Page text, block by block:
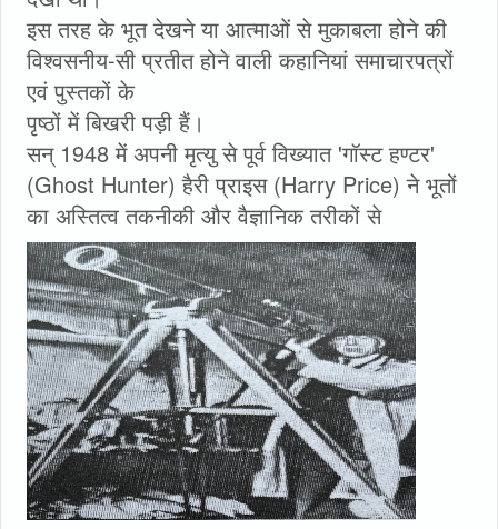
इस तरह के भूत देखने या आत्माओं से मुकाबला होने की
विश्वसनीय-सी प्रतीत होने वाली कहानियां समाचारपत्रों
एवं पुस्तकों के
पृष्ठों में बिखरी पड़ी हैं।
सन् 1948 में अपनी मृत्यु से पूर्व विख्यात 'गॉस्ट हण्टर'
(Ghost Hunter) हैरी प्राइस (Harry Price) ने भूतों
का अस्तित्व तकनीकी और वैज्ञानिक तरीकों से